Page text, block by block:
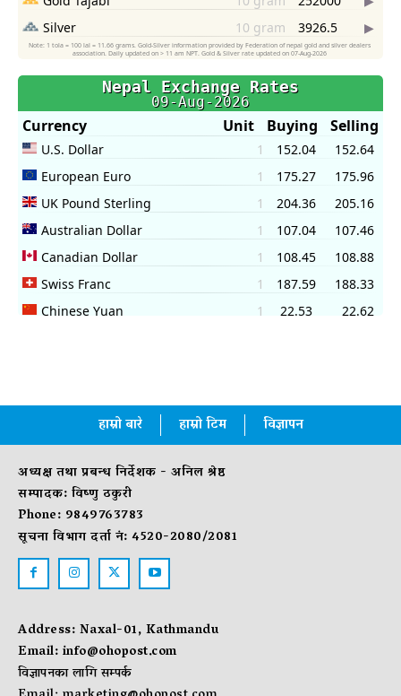
हाम्रो बारे हाम्रो टिम विज्ञापन
अध्यक्ष तथा प्रबन्ध निर्देशक - अनिल श्रेष्ठ
सम्पादक: विष्णु ठकुरी
Phone: 9849763783
सूचना विभाग दर्ता नं: 4520-2080/2081
Address: Naxal-01, Kathmandu
Email:info@ohopost.com
विज्ञापनका लागि सम्पर्क